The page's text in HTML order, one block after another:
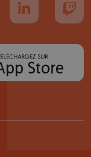
nous sur YouTube
Suivez-nous